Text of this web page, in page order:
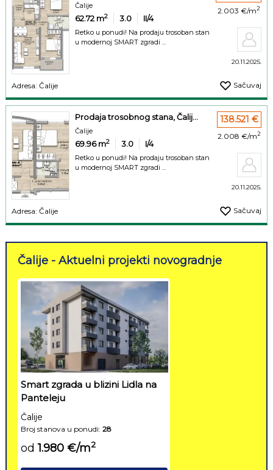
Čalije
62.72 m2 3.0 II/4
Retko u ponudi! Na prodaju trosoban stan
u modernoj SMART zgradi ...
2.003 €/m2
20.11.2025.
Adresa: Čalije Sačuvaj
Prodaja trosobnog stana, Čalij...
Čalije
69.96m2 3.0 I/4
Retko u ponudi! Na prodaju trosoban stan
u modernoj SMART zgradi ...
138.521 €
2.008 €/m2
20.11.2025.
Adresa: Čalije Sačuvaj
Čalije - Aktuelni projekti novogradnje
Smart zgrada u blizini Lidla na
Panteleju
Čalije
Broj stanova u ponudi: 28
od1.980 €/m2